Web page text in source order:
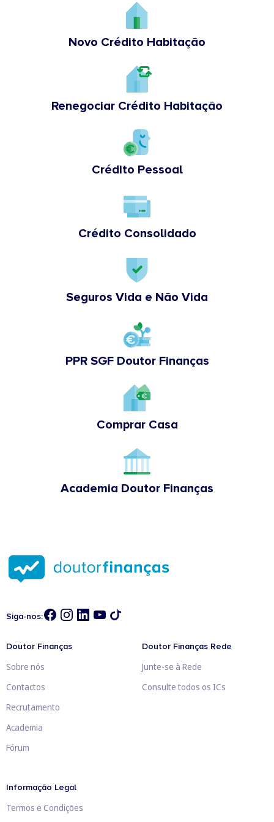
Novo Crédito Habitação
Renegociar Crédito Habitação
Crédito Pessoal
Crédito Consolidado
Seguros Vida e Não Vida
PPR SGF Doutor Finanças
Comprar Casa
Academia Doutor Finanças
Siga-nos:
Doutor Finanças
Sobre nós
Contactos
Recrutamento
Academia
Fórum
Doutor Finanças Rede
Junte-se à Rede
Consulte todos os ICs
Informação Legal
Termos e Condições